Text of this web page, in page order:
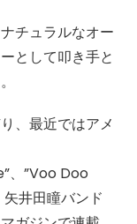
チュラルなオー
として叩き手と
、最近ではアメ
、”Voo Doo
井田瞳バンド